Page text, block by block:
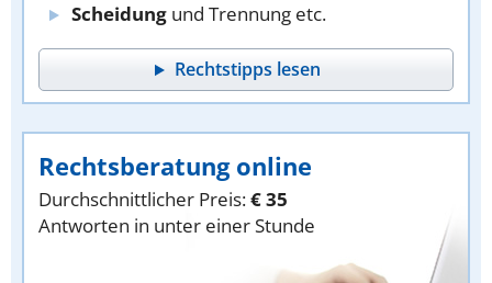
Scheidung und Trennung etc.
Rechtstipps lesen
Rechtsberatung online
Durchschnittlicher Preis:€ 35
Antworten in unter einer Stunde